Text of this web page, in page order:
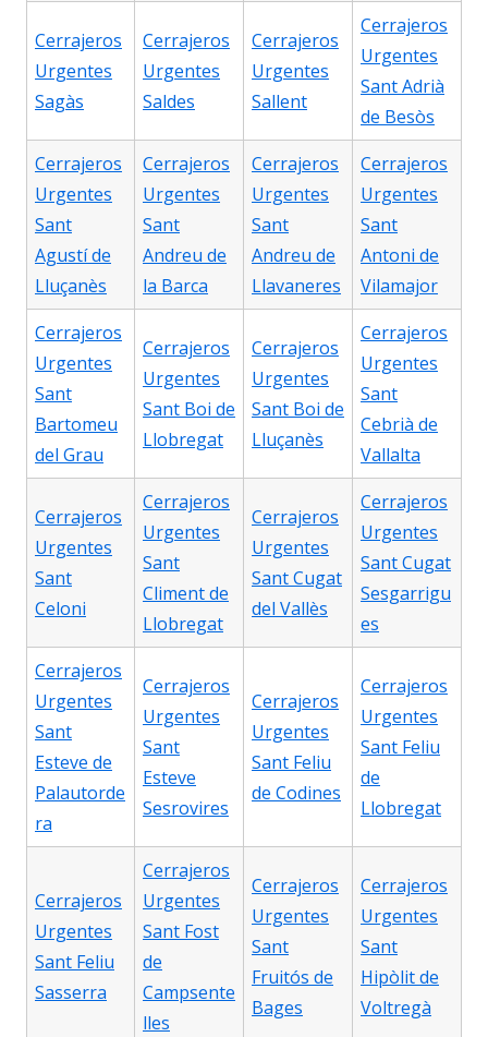
Cerrajeros
Urgentes
Sagàs
Cerrajeros
Urgentes
Saldes
Cerrajeros
Urgentes
Sallent
Cerrajeros
Urgentes
Sant Adrià
de Besòs
Cerrajeros
Urgentes
Sant
Agustí de
Lluçanès
Cerrajeros
Urgentes
Sant
Andreu de
la Barca
Cerrajeros
Urgentes
Sant
Andreu de
Llavaneres
Cerrajeros
Urgentes
Sant
Antoni de
Vilamajor
Cerrajeros
Urgentes
Sant
Bartomeu
del Grau
Cerrajeros
Urgentes
Sant Boi de
Llobregat
Cerrajeros
Urgentes
Sant Boi de
Lluçanès
Cerrajeros
Urgentes
Sant
Cebrià de
Vallalta
Cerrajeros
Urgentes
Sant
Celoni
Cerrajeros
Urgentes
Sant
Climent de
Llobregat
Cerrajeros
Urgentes
Sant Cugat
del Vallès
Cerrajeros
Urgentes
Sant Cugat
Sesgarrigu
es
Cerrajeros
Urgentes
Sant
Esteve de
Palautorde
ra
Cerrajeros
Urgentes
Sant
Esteve
Sesrovires
Cerrajeros
Urgentes
Sant Feliu
de Codines
Cerrajeros
Urgentes
Sant Feliu
de
Llobregat
Cerrajeros
Urgentes
Sant Feliu
Sasserra
Cerrajeros
Urgentes
Sant Fost
de
Campsente
lles
Cerrajeros
Urgentes
Sant
Fruitós de
Bages
Cerrajeros
Urgentes
Sant
Hipòlit de
Voltregà